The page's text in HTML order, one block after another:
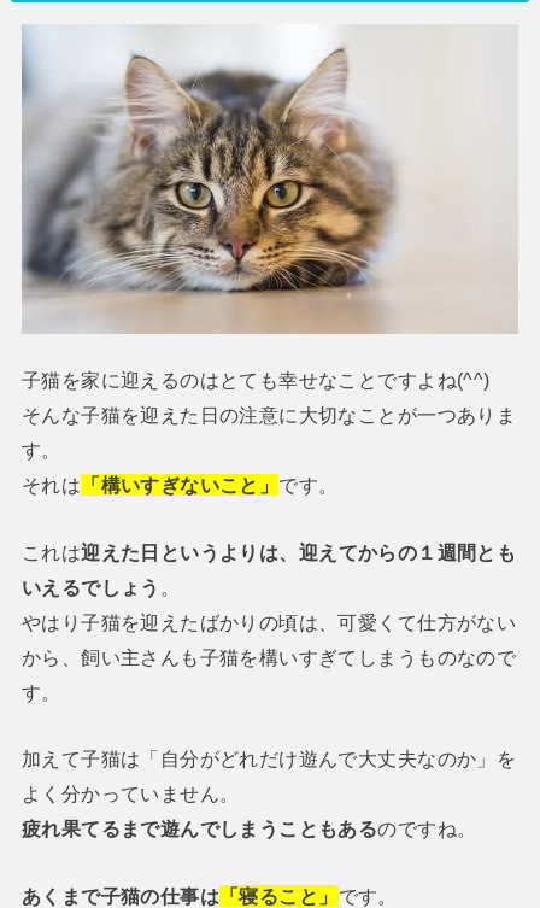
子猫を家に迎えるのはとても幸せなことですよね(^^)
そんな子猫を迎えた日の注意に大切なことが一つありま
す。
それは 「構いすぎないこと」 です。
これは迎えた日というよりは、迎えてからの１週間とも
いえるでしょう 。
やはり子猫を迎えたばかりの頃は、可愛くて仕方がない
から、飼い主さんも子猫を構いすぎてしまうものなので
す。
加えて子猫は「自分がどれだけ遊んで大丈夫なのか」を
よく分かっていません。
疲れ果てるまで遊んでしまうこともあるのですね。
あくまで子猫の仕事は 「寝ること」 です。